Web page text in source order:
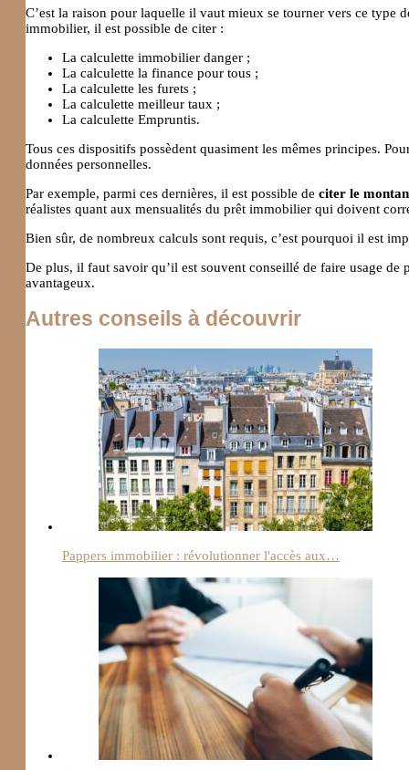
C’est la raison pour laquelle il vaut mieux se tourner vers ce
immobilier, il est possible de citer :
La calculette immobilier danger ;
La calculette la finance pour tous ;
La calculette les furets ;
La calculette meilleur taux ;
La calculette Empruntis.
Tous ces dispositifs possèdent quasiment les mêmes principes.
données personnelles.
Par exemple, parmi ces dernières, il est possible de citer le
réalistes quant aux mensualités du prêt immobilier qui doivent
Bien sûr, de nombreux calculs sont requis, c’est pourquoi il est
De plus, il faut savoir qu’il est souvent conseillé de faire usage
avantageux.
Autres conseils à découvrir
Pappers immobilier : révolutionner l'accès aux…